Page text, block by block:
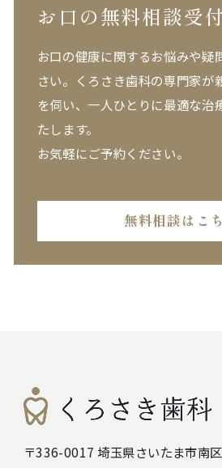
お口の無料相談受
お口の健康に関するお悩みや疑
さい。 くろさき歯科の専門家が
を伺い、一人ひとりに最適な治
たします。
お気軽にご予約ください。
無料相談はこ
〒336-0017 埼玉県さいたま市南